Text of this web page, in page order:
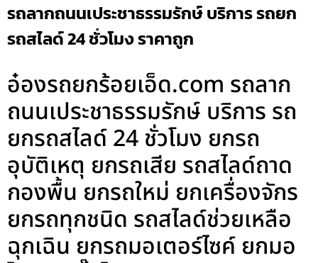
รถลากถนนเประชาธรรมรักษ์ บริการ รถยก
รถสไลด์ 24 ชั่วโมง ราคาถูก
อ๋องรถยกร้อยเอ็ด.com รถลาก
ถนนเประชาธรรมรักษ์ บริการ รถ
ยกรถสไลด์ 24 ชั่วโมง ยกรถ
อุบัติเหตุ ยกรถเสีย รถสไลด์ถาด
กองพื้น ยกรถใหม่ ยกเครื่องจักร
ยกรถทุกชนิด รถสไลด์ช่วยเหลือ
ฉุกเฉิน ยกรถมอเตอร์ไซค์ ยกมอ